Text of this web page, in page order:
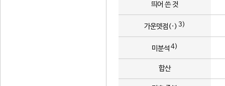
띄어 쓴 것
가운뎃점(·) 3)
미분석 4)
합산